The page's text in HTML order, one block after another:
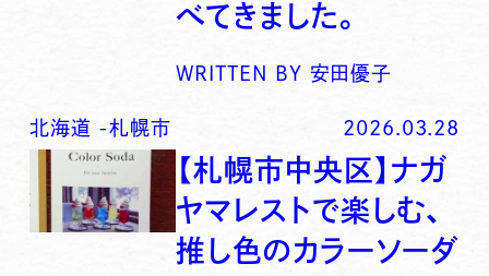
べてきました。
WRITTEN BY 安田優子
北海道 -札幌市 2026.03.28
【札幌市中央区】ナガ
ヤマレストで楽しむ、
推し色のカラーソーダ